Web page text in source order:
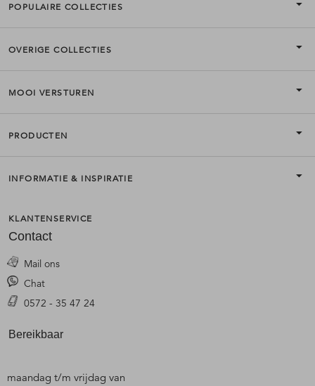
POPULAIRE COLLECTIES
OVERIGE COLLECTIES
MOOI VERSTUREN
PRODUCTEN
INFORMATIE & INSPIRATIE
KLANTENSERVICE
Contact
Mail ons
Chat
0572 - 35 47 24
Bereikbaar
maandag t/m vrijdag van